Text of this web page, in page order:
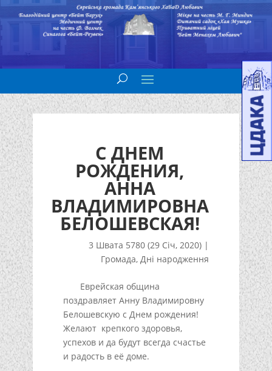
С ДНЕМ
РОЖДЕНИЯ,
АННА
ВЛАДИМИРОВНА
БЕЛОШЕВСКАЯ!
3 Швата 5780 (29 Січ, 2020) |
Громада,Дні народження
Еврейская община
поздравляет Анну Владимировну
Белошевскую с Днем рождения!
Желают крепкого здоровья,
успехов и да будут всегда счастье
и радость в её доме.